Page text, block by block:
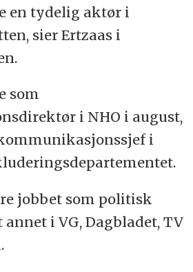
en tydelig aktør i
sier Ertzaas i
som
i NHO i august,
i
jobbet som politisk
i VG, Dagbladet, TV